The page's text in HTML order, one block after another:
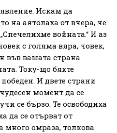
Искам да
на аятолаха от вчера, че
войната.“ И аз
с голяма вяра, човек,
във вашата страна.
Току-що бяхте
И двете страни
момент да се
се бързо. Те освободиха
да се отърват от
много омраза, толкова